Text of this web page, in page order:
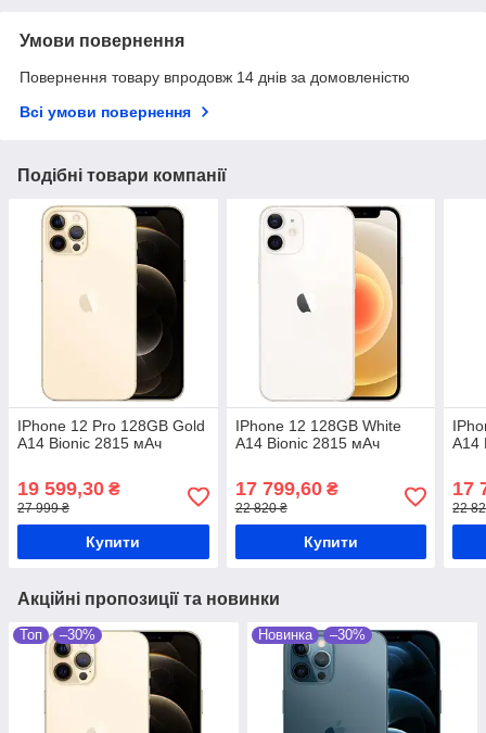
Умови повернення
Повернення товару впродовж 14 днів за домовленістю
Всі умови повернення
Подібні товари компанії
IPhone 12 Pro 128GB Gold
A14 Bionic 2815 мАч
19 599,30 ₴
27 999 ₴
Купити
IPhone 12 128GB White
A14 Bionic 2815 мАч
17 799,60₴
22 820 ₴
Купити
A14
17
22
Акційні пропозиції та новинки
Топ –30% Новинка –30%